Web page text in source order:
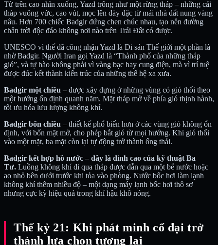
Từ trên cao nhìn xuống, Yazd trông như một rừng tháp – những cái
tháp vuông vức, cao vút, mọc lên dày đặc từ mái nhà đất nung vàng
nâu. Hơn 700 chiếc Badgir đứng chen chúc nhau, tạo nên đường
chân trời độc đáo không nơi nào trên Trái Đất có được.
UNESCO vì thế đã công nhận Yazd là Di sản Thế giới một phần là
nhờ Badgir. Người Iran gọi Yazd là “Thành phố của những tháp
gió”, và tự hào không phải vì vàng bạc hay cung điện, mà vì trí tuệ
được đúc kết thành kiến trúc của những thế hệ xa xưa.
Badgir một chiều – được xây dựng ở những vùng có gió thổi theo
một hướng ổn định quanh năm. Mặt tháp mở về phía gió thịnh hành,
tối ưu hóa lưu lượng không khí.
Badgir bốn chiều – thiết kế phổ biến hơn ở các vùng gió không ổn
định, với bốn mặt mở, cho phép bắt gió từ mọi hướng. Khi gió thổi
vào một mặt, ba mặt còn lại tự động trở thành ống thải.
Badgir kết hợp hồ nước – đây là đỉnh cao của kỹ thuật Ba
Tư. Luồng không khí đi qua tháp được dẫn qua một bể nước hoặc
ao nhỏ bên dưới trước khi tỏa vào phòng. Nước bốc hơi làm lạnh
không khí thêm nhiều độ – một dạng máy lạnh bốc hơi thô sơ
nhưng cực kỳ hiệu quả trong khí hậu khô nóng.
Thế kỷ 21: Khi phát minh cổ đại trở
thành lựa chọn tương lai